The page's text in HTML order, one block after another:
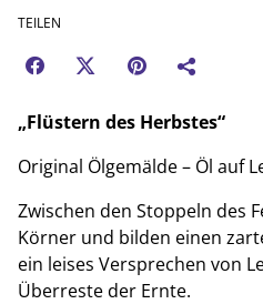
TEILEN
„Flüstern des Herbstes“
Original Ölgemälde – Öl auf
Zwischen den Stoppeln des
Körner und bilden einen
ein leises Versprechen von
Überreste der Ernte.